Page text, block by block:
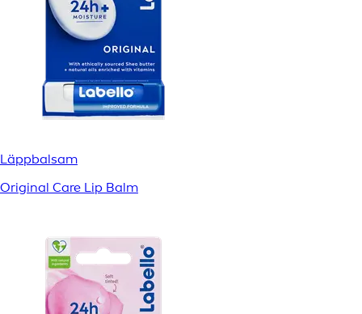
Läppbalsam
Original Care Lip Balm